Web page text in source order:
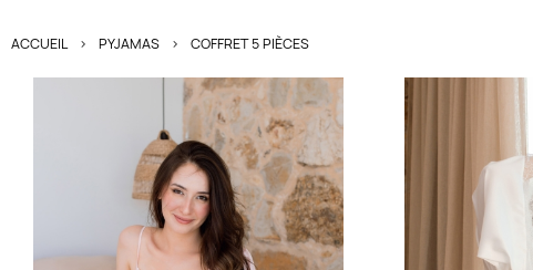
ACCUEIL PYJAMAS COFFRET 5 PIÈCES